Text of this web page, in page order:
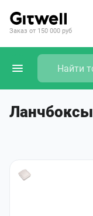
Заказ от 150 000 руб
Ланчбоксы